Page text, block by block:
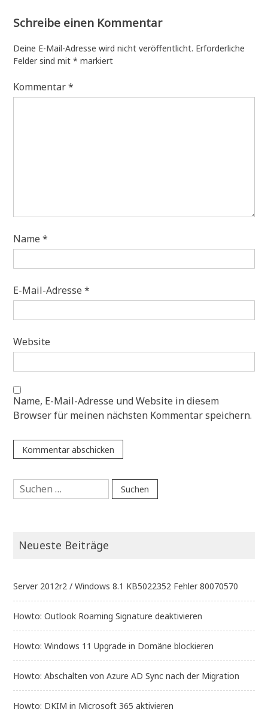
Schreibe einen Kommentar
Deine E-Mail-Adresse wird nicht veröffentlicht. Erforderliche
Felder sind mit* markiert
Kommentar*
Name*
E-Mail-Adresse*
Website
Name, E-Mail-Adresse und Website in diesem
Browser für meinen nächsten Kommentar speichern.
Suchen
nach:
Neueste Beiträge
Server 2012r2 / Windows 8.1 KB5022352 Fehler 80070570
Howto: Outlook Roaming Signature deaktivieren
Howto: Windows 11 Upgrade in Domäne blockieren
Howto: Abschalten von Azure AD Sync nach der Migration
Howto: DKIM in Microsoft 365 aktivieren